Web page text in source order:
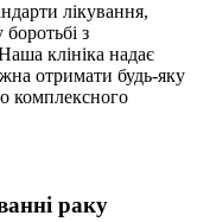
лікування,
з
клініка надає
отримати будь-яку
комплексного
раку